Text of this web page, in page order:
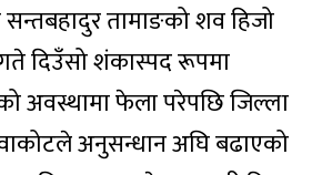
सन्तबहादुर तामाङको शव हिजो
दिउँसो शंकास्पद रूपमा
अवस्थामा फेला परेपछि जिल्ला
अनुसन्धान अघि बढाएको